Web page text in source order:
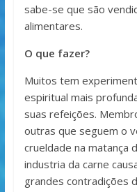
sabe-se que são
alimentares.
O que fazer?
Muitos tem
espiritual mais
suas refeições.
outras que seguem o
crueldade na matança
industria da carne
grandes contradições